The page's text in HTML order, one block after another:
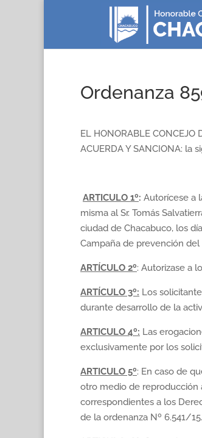
Ordenanza
EL HONORABLE CONCEJO
ACUERDA Y SANCIONA: la
ARTICULO 1º: Autorícese a
misma al Sr. Tomás
ciudad de Chacabuco, los
Campaña de prevención del
ARTÍCULO 2º: Autorizase a
ARTÍCULO 3º: Los
durante desarrollo de la
ARTICULO 4º: Las
exclusivamente por los
ARTICULO 5º: En caso de
otro medio de reproducción
correspondientes a los
de la ordenanza Nº 6.541/15.